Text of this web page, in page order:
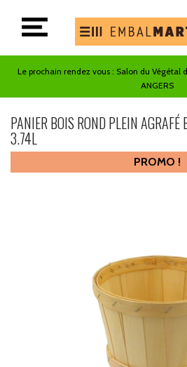
Le prochain rendez vous : Salon du Végétal
ANGERS
PROMO !
PANIER BOIS ROND PLEIN
3.74L